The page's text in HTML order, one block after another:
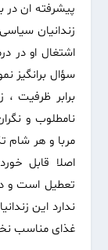
پیشرفته ان در
زندانیان
اشتغال او در
سؤال برانگیز
برابر ظرفیت ،
نامطلوب و
مربا و هر شام
اصلا قابل
تعطیل است و
ندارد این
غذای مناسب